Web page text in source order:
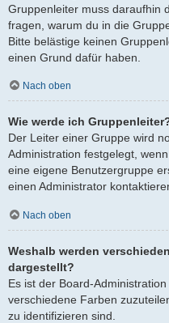
Gruppenleiter muss daraufhin
fragen, warum du in die
Bitte belästige keinen
einen Grund dafür haben.
Nach oben
Wie werde ich
Der Leiter einer Gruppe wird
Administration festgelegt,
eine eigene Benutzergruppe
einen Administrator
Nach oben
Weshalb werden
dargestellt?
Es ist der Board-
verschiedene Farben
zu identifizieren sind.